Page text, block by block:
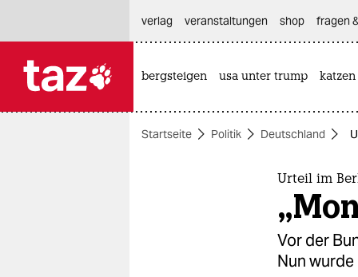
themen
verlag
veranstaltungen shop fragen
bergsteigen usa unter trump katzen
Startseite Politik Deutschland
Urteil im
Vor der
Nun